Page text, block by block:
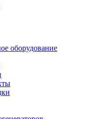
оборудование